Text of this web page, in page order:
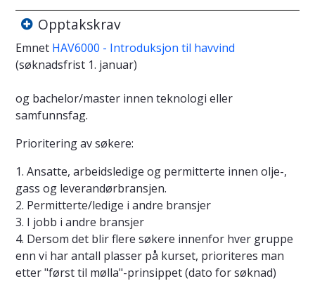
Opptakskrav
Emnet HAV6000 - Introduksjon til havvind
(søknadsfrist 1. januar)
og bachelor/master innen teknologi eller
samfunnsfag.
Prioritering av søkere:
1. Ansatte, arbeidsledige og permitterte innen olje-,
gass og leverandørbransjen.
2. Permitterte/ledige i andre bransjer
3. I jobb i andre bransjer
4. Dersom det blir flere søkere innenfor hver gruppe
enn vi har antall plasser på kurset, prioriteres man
etter "først til mølla"-prinsippet (dato for søknad)